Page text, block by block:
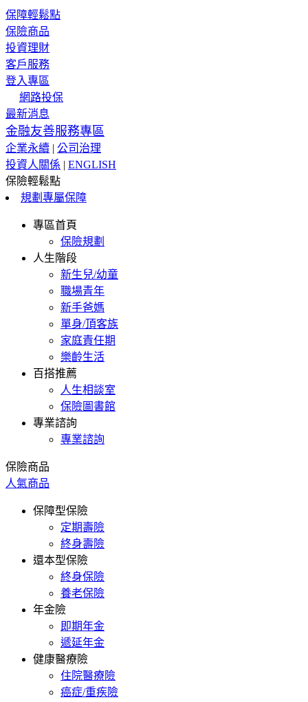
保障輕鬆點
保險商品
投資理財
客戶服務
登入專區
網路投保
最新消息
金融友善服務專區
企業永續 | 公司治理
投資人關係 | ENGLISH
保險輕鬆點
規劃專屬保障
專區首頁
保險規劃
人生階段
新生兒/幼童
職場青年
新手爸媽
單身/頂客族
家庭責任期
樂齡生活
百搭推薦
人生相談室
保險圖書館
專業諮詢
專業諮詢
保險商品
人氣商品
保障型保險
定期壽險
終身壽險
還本型保險
終身保險
養老保險
年金險
即期年金
遞延年金
健康醫療險
住院醫療險
癌症/重疾險